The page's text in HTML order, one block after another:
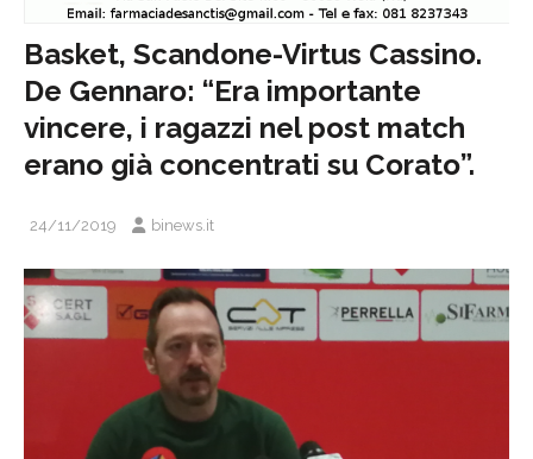
Basket, Scandone-Virtus Cassino.
De Gennaro: “Era importante
vincere, i ragazzi nel post match
erano già concentrati su Corato”.
24/11/2019 binews.it